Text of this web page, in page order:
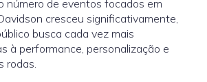
número de eventos focados em
cresceu significativamente,
busca cada vez mais
à performance, personalização e
rodas.